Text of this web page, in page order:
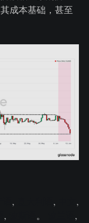
成本基础，甚至
, ,
,
, 。
,